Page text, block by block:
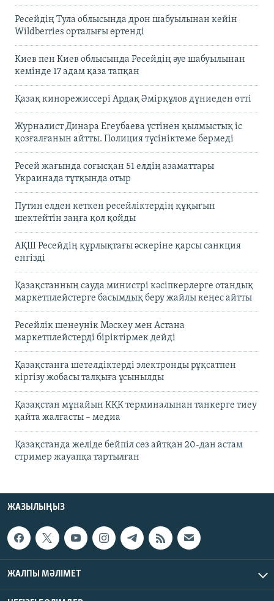
Ресейдің Тула облысында дрон шабуылынан кейін
Wildberries орталығы өртенді
Киев пен Киев облысында Ресейдің әуе шабуылынан
кемінде 17 адам қаза тапқан
Қазақ кинорежиссері Ардақ Әмірқұлов дүниеден өтті
Журналист Динара Егеубаева үстінен қылмыстық іс
қозғалғанын айтты. Полиция түсініктеме бермеді
Ресей жағында соғысқан 51 елдің азаматтары
Украинада тұтқында отыр
Путин елден кеткен ресейліктердің құқығын
шектейтін заңға қол қойды
АҚШ Ресейдің құрлықтағы әскеріне қарсы санкция
енгізді
Қазақстанның сауда министрі кәсіпкерлерге отандық
маркетплейстерге басымдық беру жайлы кеңес айтты
Ресейлік шенеунік Мәскеу мен Астана
маркетплейстерді біріктірмек дейді
Қазақстанға шетелдіктерді электронды рұқсатпен
кіргізу жобасы талқыға ұсынылды
Қазақстан мұнайын КҚК терминалынан танкерге тиеу
қайта жалғасты – медиа
Қазақстанда желіде бейпіл сөз айтқан 20-дан астам
стример жауапқа тартылған
ЖАЗЫЛЫҢЫЗ
ЖАЛПЫ МӘЛІМЕТ